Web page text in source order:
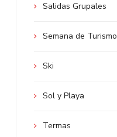
Salidas Grupales
Semana de Turismo
Ski
Sol y Playa
Termas